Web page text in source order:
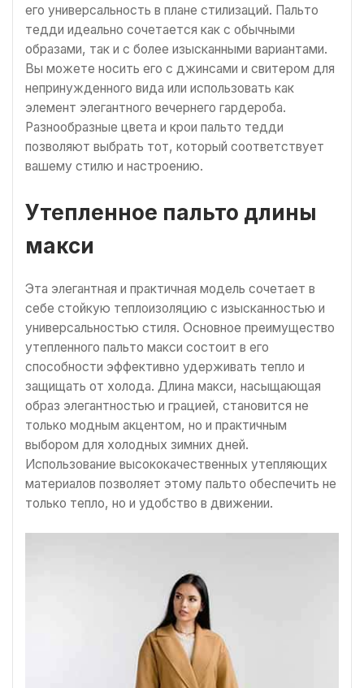
его универсальность в плане стилизаций. Пальто
тедди идеально сочетается как с обычными
образами, так и с более изысканными вариантами.
Вы можете носить его с джинсами и свитером для
непринужденного вида или использовать как
элемент элегантного вечернего гардероба.
Разнообразные цвета и крои пальто тедди
позволяют выбрать тот, который соответствует
вашему стилю и настроению.
Утепленное пальто длины
макси
Эта элегантная и практичная модель сочетает в
себе стойкую теплоизоляцию с изысканностью и
универсальностью стиля. Основное преимущество
утепленного пальто макси состоит в его
способности эффективно удерживать тепло и
защищать от холода. Длина макси, насыщающая
образ элегантностью и грацией, становится не
только модным акцентом, но и практичным
выбором для холодных зимних дней.
Использование высококачественных утепляющих
материалов позволяет этому пальто обеспечить не
только тепло, но и удобство в движении.